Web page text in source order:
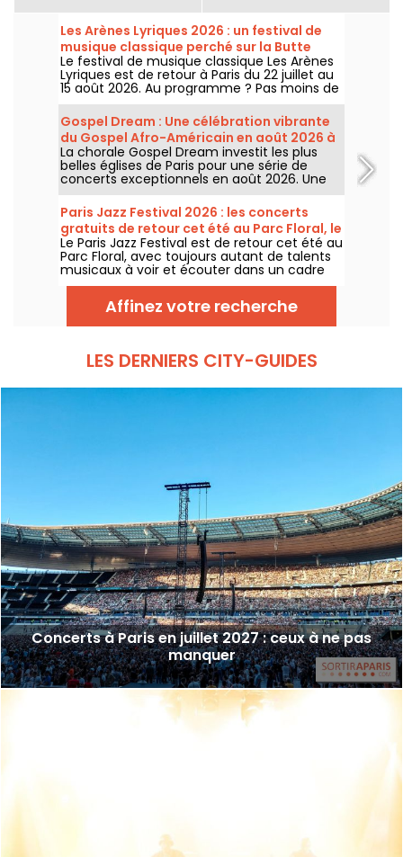
Les Arènes Lyriques 2026 : un festival de
musique classique perché sur la Butte
Montmartre
Le festival de musique classique Les Arènes
Lyriques est de retour à Paris du 22 juillet au
15 août 2026. Au programme ? Pas moins de
16 concerts donnés au sein des Arènes de
Montmartre, un cadre idyllique pour écouter
les grands classiques.
Gospel Dream : Une célébration vibrante
du Gospel Afro-Américain en août 2026 à
Paris
La chorale Gospel Dream investit les plus
belles églises de Paris pour une série de
concerts exceptionnels en août 2026. Une
expérience musicale unique qui célèbre
l'espoir, l'unité et la résilience à travers les
chants authentiques de l'Église Afro-
Américaine.
Paris Jazz Festival 2026 : les concerts
gratuits de retour cet été au Parc Floral, le
programme
Le Paris Jazz Festival est de retour cet été au
Parc Floral, avec toujours autant de talents
musicaux à voir et écouter dans un cadre
bucolique. Voici le programme des concerts
gratuits à découvrir du 24 juin au 6
septembre 2026 !
Affinez votre recherche
LES DERNIERS CITY-GUIDES
Concerts à Paris en juillet 2027 : ceux à ne pas
manquer